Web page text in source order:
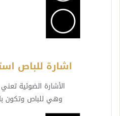
اشارة للباص
الأشارة الضوئية
وهي للباص وتكون